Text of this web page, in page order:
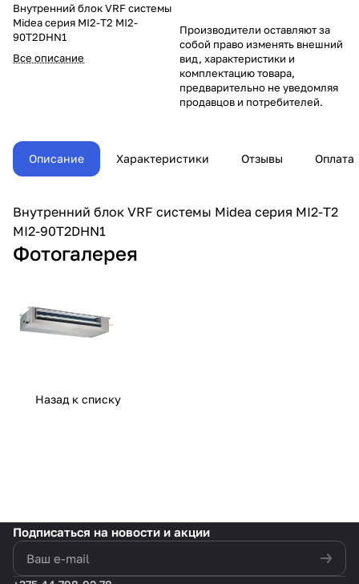
Внутренний блок VRF системы
Midea серия MI2-T2 MI2-
90T2DHN1
Все описание
Производители оставляют за
собой право изменять внешний
вид, характеристики и
комплектацию товара,
предварительно не уведомляя
продавцов и потребителей.
Описание Характеристики Отзывы Оплата
Внутренний блок VRF системы Midea серия MI2-T2
MI2-90T2DHN1
Фотогалерея
Назад к списку
Подписаться на новости и акции